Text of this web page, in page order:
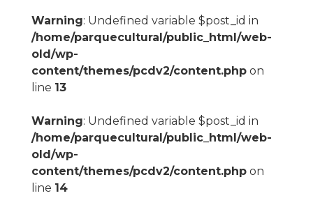
Warning: Undefined variable $post_id in
/home/parquecultural/public_html/web-
old/wp-
content/themes/pcdv2/content.phpon
line 13
Warning: Undefined variable $post_id in
/home/parquecultural/public_html/web-
old/wp-
content/themes/pcdv2/content.phpon
line 14